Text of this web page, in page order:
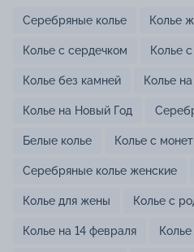
Серебряные колье Колье
Колье с сердечком Колье
Колье без камней Колье
Колье на Новый Год
Белые колье Колье с
Серебряные колье женские
Колье для жены Колье с
Колье на 14 февраля